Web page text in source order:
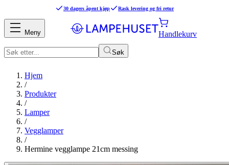
30 dagers åpent kjøp Rask levering og fri retur
Søk
Handlekurv
Meny
Hjem
/
Produkter
/
Lamper
/
Vegglamper
/
Hermine vegglampe 21cm messing